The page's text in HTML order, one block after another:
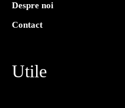
Despre noi
Contact
Utile